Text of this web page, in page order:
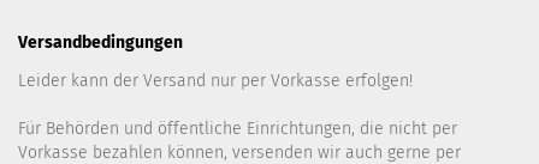
Versandbedingungen
Leider kann der Versand nur per Vorkasse erfolgen!
Für Behörden und öffentliche Einrichtungen, die nicht per
Vorkasse bezahlen können, versenden wir auch gerne per